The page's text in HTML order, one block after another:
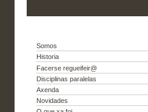
Somos
Historia
Facerse regueifeir@
Disciplinas paralelas
Axenda
Novidades